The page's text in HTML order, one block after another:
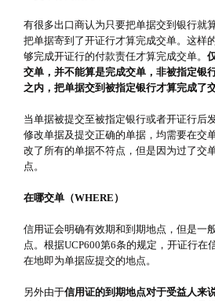
有很多出口商认为只要把单据交到银行就
把单据寄到了开证行才算完成交单。这样
够完成开证行的付款责任才算完成交单。
交单，并不能算是完成交单，非被指定银
之内，把单据交到被指定银行才算完成了
当单据被提交至被指定银行或者开证行后
修改单据及提交正确的单据，均需要在交
改了所有的单据不符点，但是因为过了交
点。
在哪交单（WHERE）
信用证会明确有效期和到期地点，但是一
点。根据UCP600第6条的规定，开证行在
在地即为单据应提交的地点。
另外由于信用证的到期地点对于受益人来